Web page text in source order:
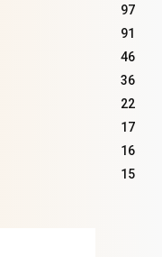
97
91
46
36
22
17
16
15